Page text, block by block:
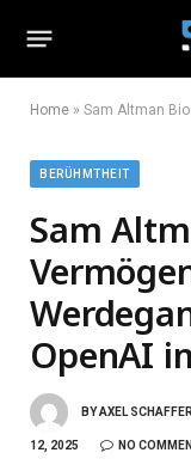
Home » Sam Altman Biografie:
BERÜHMTHEIT
Sam
OpenAI
BYAXEL SCHAFFER
12, 2025 NO